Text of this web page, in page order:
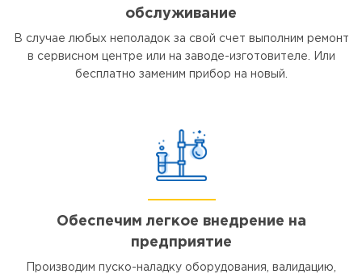
обслуживание
В случае любых неполадок за свой счет выполним ремонт
в сервисном центре или на заводе-изготовителе. Или
бесплатно заменим прибор на новый.
Обеспечим легкое внедрение на
предприятие
Производим пуско-наладку оборудования, валидацию,